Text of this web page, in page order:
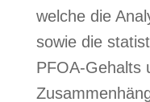
welche die
sowie die
PFOA-Gehalts